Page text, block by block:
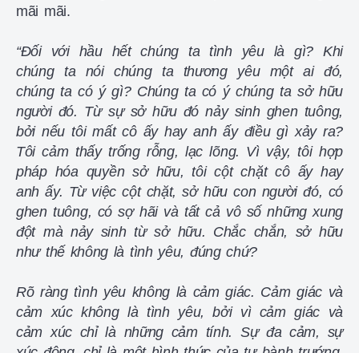
mãi mãi.
“Đối với hầu hết chúng ta tình yêu là gì? Khi
chúng ta nói chúng ta thương yêu một ai đó,
chúng ta có ý gì? Chúng ta có ý chúng ta sở hữu
người đó. Từ sự sở hữu đó nảy sinh ghen tuông,
bởi nếu tôi mất cô ấy hay anh ấy điều gì xảy ra?
Tôi cảm thấy trống rỗng, lạc lõng. Vì vậy, tôi hợp
pháp hóa quyền sở hữu, tôi cột chặt cô ấy hay
anh ấy. Từ việc cột chặt, sở hữu con người đó, có
ghen tuông, có sợ hãi và tất cả vô số những xung
đột mà nảy sinh từ sở hữu. Chắc chắn, sở hữu
như thế không là tình yêu, đúng chứ?
Rõ ràng tình yêu không là cảm giác. Cảm giác và
cảm xúc không là tình yêu, bởi vì cảm giác và
cảm xúc chỉ là những cảm tính. Sự đa cảm, sự